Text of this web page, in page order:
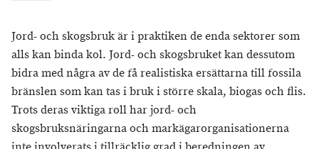
Jord- och skogsbruk är i praktiken de enda sektorer som
alls kan binda kol. Jord- och skogsbruket kan dessutom
bidra med några av de få realistiska ersättarna till fossila
bränslen som kan tas i bruk i större skala, biogas och flis.
Trots deras viktiga roll har jord- och
skogsbruksnäringarna och markägarorganisationerna